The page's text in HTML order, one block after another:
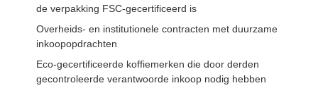
de verpakking FSC-gecertificeerd is
Overheids- en institutionele contracten met duurzame
inkoopopdrachten
Eco-gecertificeerde koffiemerken die door derden
gecontroleerde verantwoorde inkoop nodig hebben